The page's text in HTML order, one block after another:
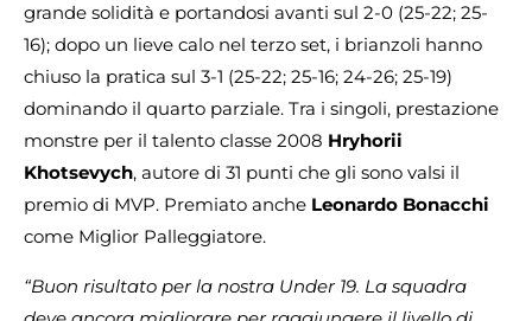
grande solidità e portandosi avanti sul 2-0 (25-22; 25-
16); dopo un lieve calo nel terzo set, i brianzoli hanno
chiuso la pratica sul 3-1 (25-22; 25-16; 24-26; 25-19)
dominando il quarto parziale. Tra i singoli, prestazione
monstre per il talento classe 2008 Hryhorii
Khotsevych, autore di 31 punti che gli sono valsi il
premio di MVP. Premiato anche Leonardo Bonacchi
come Miglior Palleggiatore.
“Buon risultato per la nostra Under 19. La squadra